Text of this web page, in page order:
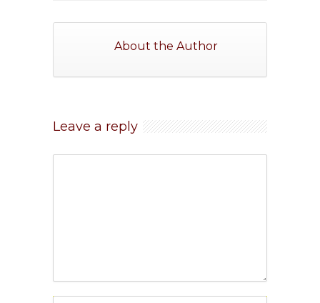
About the Author
Leave a reply